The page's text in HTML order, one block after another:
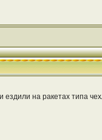
на ракетах типа